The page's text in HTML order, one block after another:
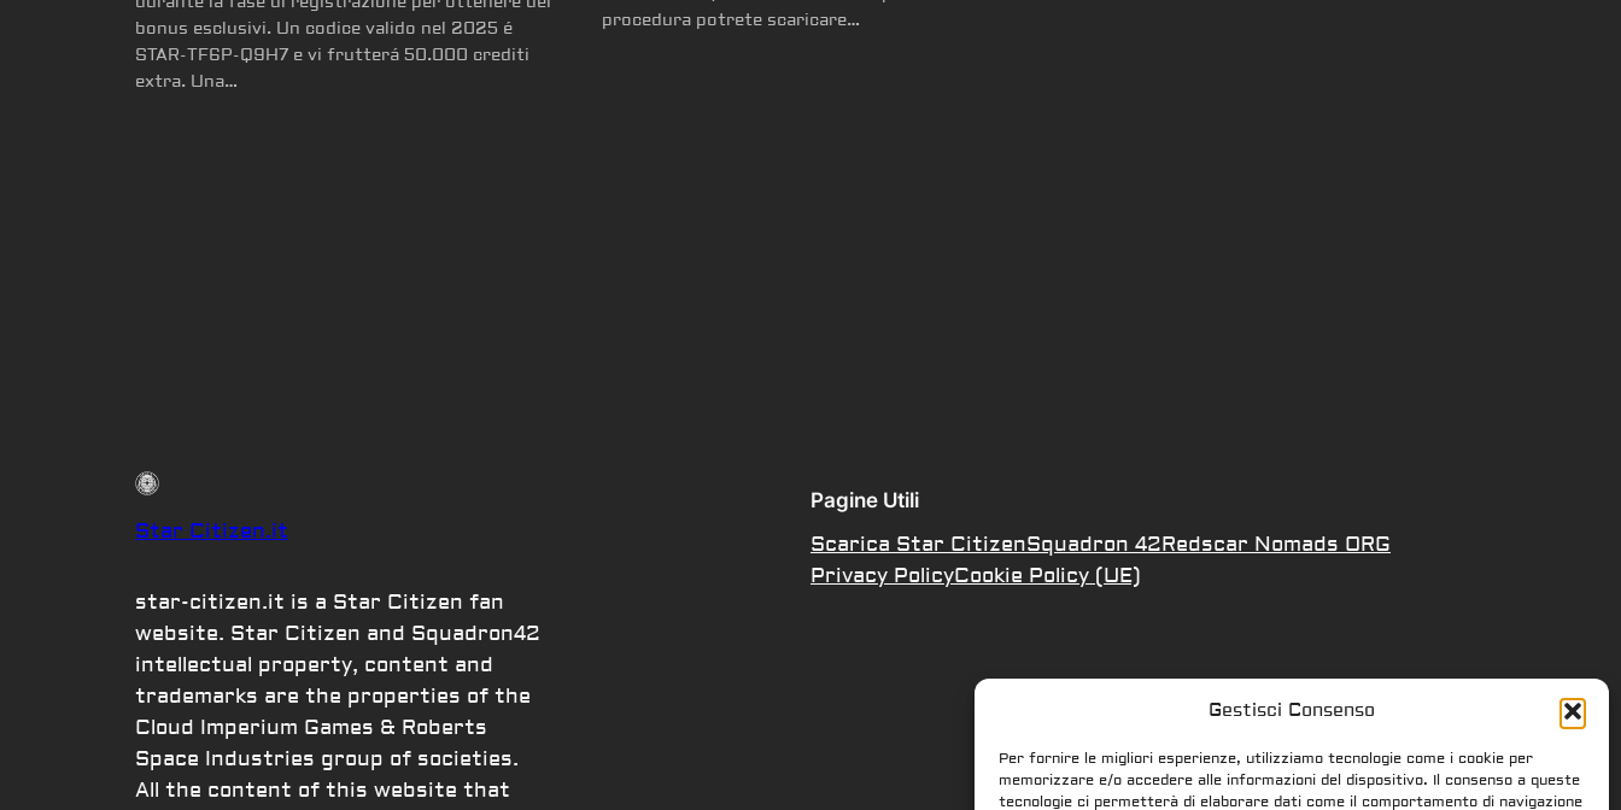
Gestisci Consenso
Per fornire le migliori esperienze, utilizziamo tecnologie come i cookie per
memorizzare e/o accedere alle informazioni del dispositivo. Il consenso a queste
tecnologie ci permetterà di elaborare dati come il comportamento di navigazione
bonus esclusivi. Un codice valido nel 2025 é
STAR-TF6P-Q9H7 e vi frutterá 50.000 crediti
extra. Una…
procedura potrete scaricare…
Star Citizen.it
star-citizen.it is a Star Citizen fan
website. Star Citizen and Squadron42
intellectual property, content and
trademarks are the properties of the
Cloud Imperium Games & Roberts
Space Industries group of societies.
All the content of this website that
Pagine Utili
Scarica Star CitizenSquadron 42Redscar Nomads ORG
Privacy PolicyCookie Policy (UE)